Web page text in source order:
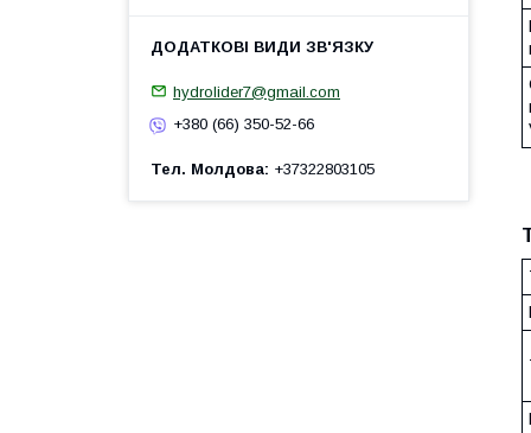
hydrolider7@gmail.com
+380 (66) 350-52-66
Тел. Молдова +37322803105